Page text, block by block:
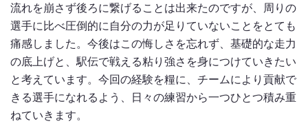
流れを崩さず後ろに繋げることは出来たのですが、周りの
選手に比べ圧倒的に自分の力が足りていないことをとても
痛感しました。今後はこの悔しさを忘れず、基礎的な走力
の底上げと、駅伝で戦える粘り強さを身につけていきたい
と考えています。今回の経験を糧に、チームにより貢献で
きる選手になれるよう、日々の練習から一つひとつ積み重
ねていきます。